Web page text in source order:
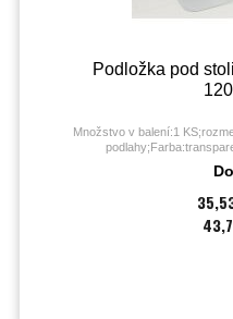
Podložka pod
Množstvo v balení:1